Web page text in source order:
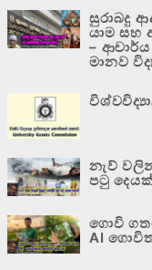
සුරාබදු
යාම සහ
–
මානව
නැව්
පටු
ගොවි
AI